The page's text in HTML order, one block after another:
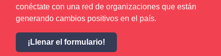
conéctate con una red de organizaciones que están
generando cambios positivos en el país.
¡Llenar el formulario!